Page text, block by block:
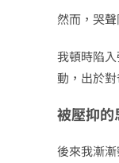
然而，哭
我頓時陷
動，出於
被壓抑的
後來我漸